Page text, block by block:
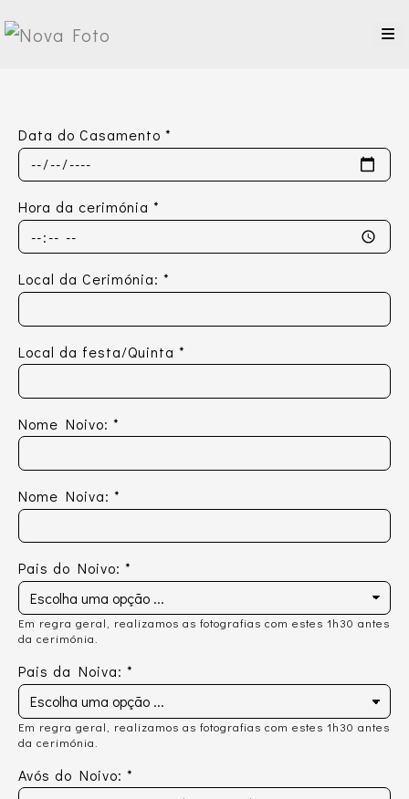
Data do Casamento *
Hora da cerimónia *
Local da Cerimónia: *
Local da festa/Quinta *
Nome Noivo: *
Nome Noiva: *
Pais do Noivo: *
Em regra geral, realizamos as fotografias com estes 1h30 antes
da cerimónia.
Pais da Noiva: *
Em regra geral, realizamos as fotografias com estes 1h30 antes
da cerimónia.
Avós do Noivo: *